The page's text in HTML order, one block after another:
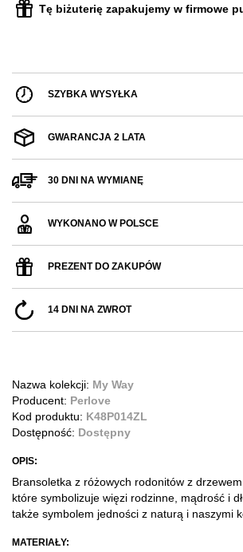
Tę biżuterię zapakujemy w firmowe
SZYBKA WYSYŁKA
GWARANCJA 2 LATA
30 DNI NA WYMIANĘ
WYKONANO W POLSCE
PREZENT DO ZAKUPÓW
14 DNI NA ZWROT
Nazwa kolekcji: My Way
Producent: Perlove
Kod produktu: K48P014ZL
Dostępność: Dostępny
OPIS:
Bransoletka z różowych rodonitów z drzewem
które symbolizuje więzi rodzinne, mądrość i
także symbolem jedności z naturą i naszymi
MATERIAŁY: